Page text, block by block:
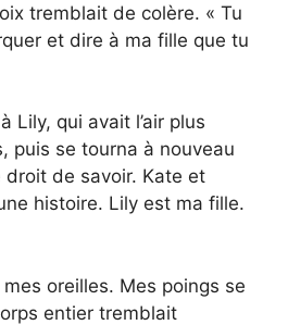
tremblait de colère. « Tu
et dire à ma fille que tu
Lily, qui avait l’air plus
puis se tourna à nouveau
droit de savoir. Kate et
histoire. Lily est ma fille.
mes oreilles. Mes poings se
entier tremblait